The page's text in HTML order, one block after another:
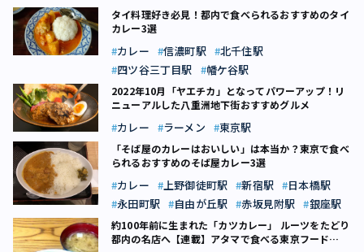
タイ料理好き必見！都内で食べられるおすすめのタイ
カレー3選
カレー 信濃町駅
北千住駅
四ツ谷三丁目駅
幡ケ谷駅
2022年10月「ヤエチカ」となってパワーアップ！リ
ニューアルした八重洲地下街おすすめグルメ
カレー ラーメン 東京駅
「そば屋のカレーはおいしい」は本当か？東京で食べ
られるおすすめのそば屋カレー3選
カレー 上野御徒町駅 新宿駅
日本橋駅
永田町駅
自由が丘駅 赤坂見附駅 銀座駅
約100年前に生まれた「カツカレー」 ルーツをたどり
都内の名店へ【連載】アタマで食べる東京フード